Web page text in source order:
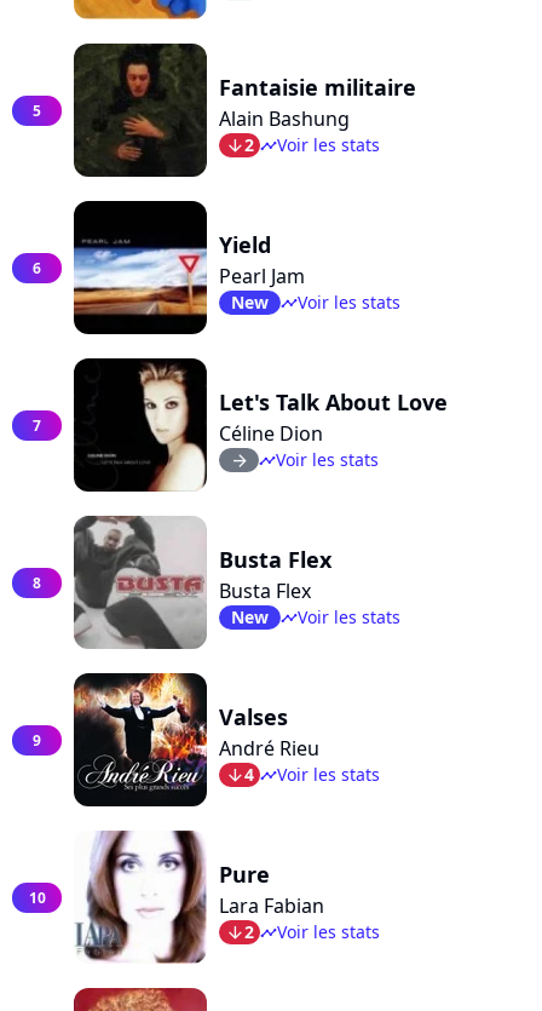
5
Fantaisie militaire
Alain Bashung
arrow_bot2 timelineVoir les stats
6
Yield
Pearl Jam
New timelineVoir les stats
7
Let's Talk About Love
Céline Dion
arrow_right timelineVoir les stats
8
Busta Flex
Busta Flex
New timelineVoir les stats
9
Valses
André Rieu
arrow_bot4 timelineVoir les stats
10
Pure
Lara Fabian
arrow_bot2 timelineVoir les stats